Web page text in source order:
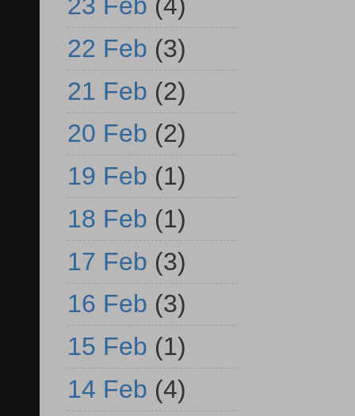
22 Feb (3)
21 Feb (2)
20 Feb (2)
19 Feb (1)
18 Feb (1)
17 Feb (3)
16 Feb (3)
15 Feb (1)
14 Feb (4)